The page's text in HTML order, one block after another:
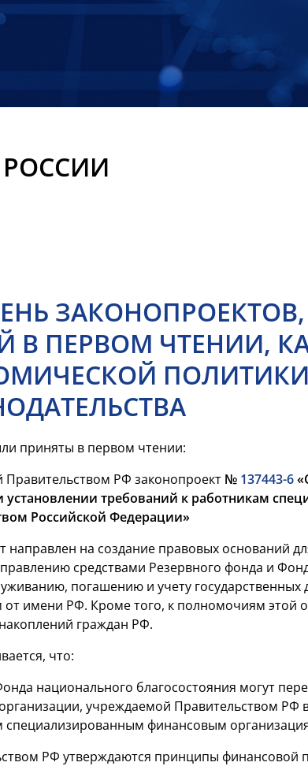
В ПЕРВОМ ЧТЕНИИ,
приняты в первом чтении:
РФ законопроект № 137443-6
требований к работникам
Российской Федерации»
направлен на создание правовых оснований
средствами Резервного фонда и
погашению и учету
имени РФ. Кроме того, к полномочиям этой
граждан РФ.
что:
национального благосостояния могут
учреждаемой Правительством
специализированным финансовым
РФ утверждаются принципы финансовой